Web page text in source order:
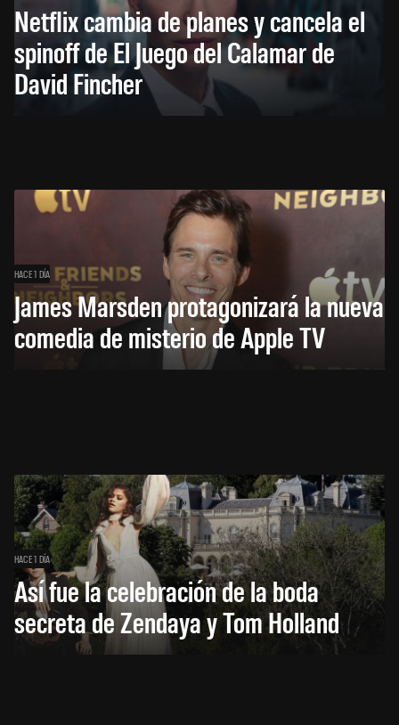
Netflix cambia de planes y cancela el
spinoff de El Juego del Calamar de
David Fincher
HACE 1 DÍA
James Marsden protagonizará la nueva
comedia de misterio de Apple TV
HACE 1 DÍA
Así fue la celebración de la boda
secreta de Zendaya y Tom Holland